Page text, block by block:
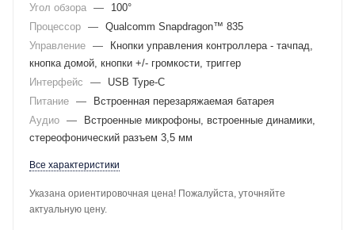
Угол обзора —
100°
Процессор — Qualcomm Snapdragon™ 835
Управление —
Кнопки управления контроллера - тачпад,
кнопка домой, кнопки +/- громкости, триггер
Интерфейс
—
USB Type-C
Питание —
Встроенная перезаряжаемая батарея
Аудио —
Встроенные микрофоны, встроенные динамики,
стереофонический разъем 3,5 мм
Все характеристики
Указана ориентировочная цена! Пожалуйста, уточняйте
актуальную цену.